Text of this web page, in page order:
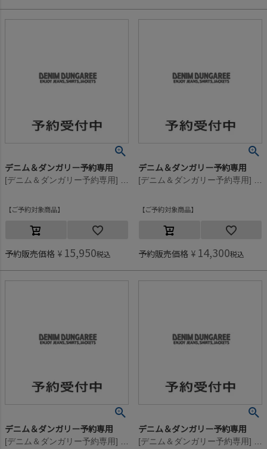
デニム＆ダンガリー予約専用
ご予約対象商品
予約販売価格 ¥ 15,950税込
デニム＆ダンガリー予約専用
ご予約対象商品
予約販売価格 ¥ 14,300税込
デニム＆ダンガリー予約専用 デニム＆ダンガリー予約専用